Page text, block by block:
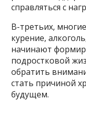
справляться с
В-третьих,
курение,
начинают
подростковой
обратить
стать причиной
будущем.